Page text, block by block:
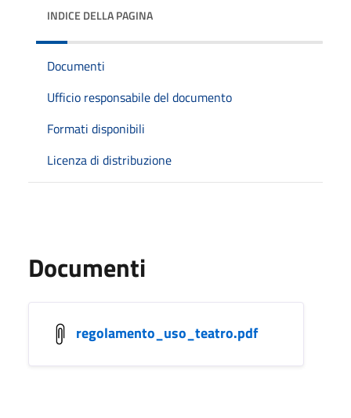
INDICE DELLA PAGINA
Documenti
Ufficio responsabile del documento
Formati disponibili
Licenza di distribuzione
Documenti
regolamento_uso_teatro.pdf